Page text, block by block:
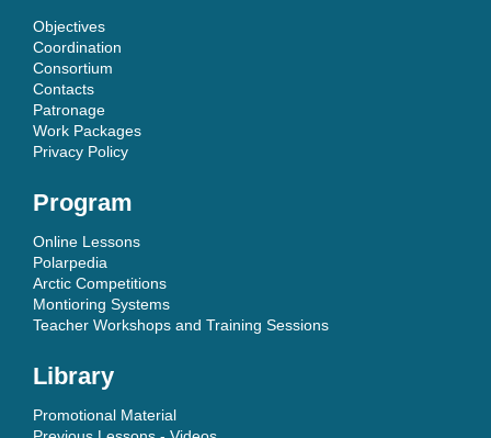
Objectives
Coordination
Consortium
Contacts
Patronage
Work Packages
Privacy Policy
Program
Online Lessons
Polarpedia
Arctic Competitions
Montioring Systems
Teacher Workshops and Training Sessions
Library
Promotional Material